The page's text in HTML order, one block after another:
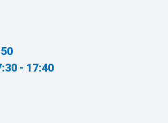
- 17:40